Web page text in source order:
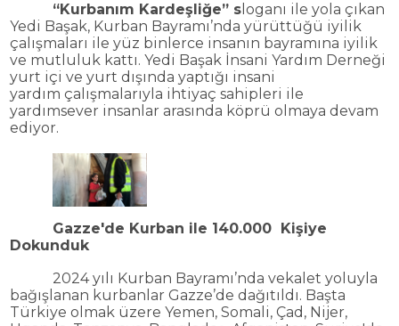
“Kurbanım Kardeşliğe” sloganı ile yola çıkan
Yedi Başak, Kurban Bayramı’nda yürüttüğü iyilik
çal ışmaları ile yüz binlerce insanın bayramına iyilik
ve mutluluk kattı. Yedi Başak İnsani Yardım Derneği
yurt içi ve yurt d ışında yaptığı insani
yardım çal ışmalarıyla ihtiyaç sahipleri ile
yard ımsever insanlar arasında köprü olmaya devam
ediyor.
Gazze'de Kurban ile 140.000 Kişiye
Dokunduk
2024 yılı Kurban Bayramı’nda vekalet yoluyla
bağışlanan kurbanlar Gazze’de dağıtıldı. Başta
Türkiye olmak üzere Yemen, Somali, Çad, Nijer,